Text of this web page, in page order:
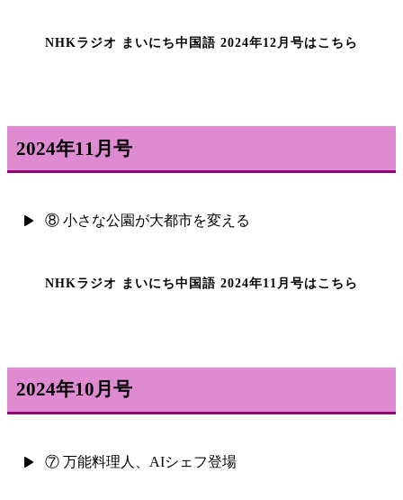
NHKラジオ まいにち中国語 2024年12月号はこちら
2024年11月号
⑧ 小さな公園が大都市を変える
NHKラジオ まいにち中国語 2024年11月号はこちら
2024年10月号
⑦ 万能料理人、AIシェフ登場